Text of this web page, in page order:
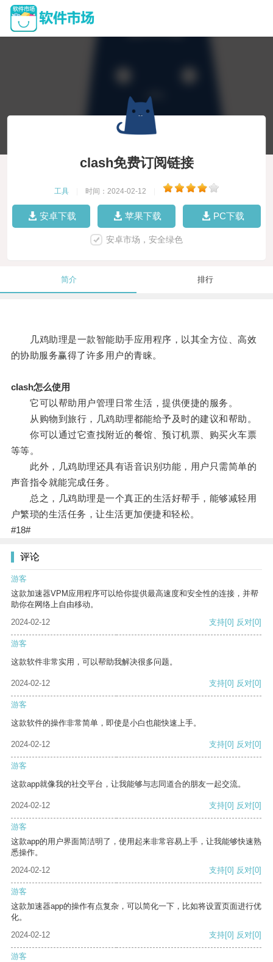
clash免费订阅链接
工具 时间：2024-02-12
安卓下载 苹果下载 PC下载
安卓市场，安全绿色
简介 排行
几鸡助理是一款智能助手应用程序，以其全方位、高效
的协助服务赢得了许多用户的青睐。
clash怎么使用
它可以帮助用户管理日常生活，提供便捷的服务。
从购物到旅行，几鸡助理都能给予及时的建议和帮助。
你可以通过它查找附近的餐馆、预订机票、购买火车票
等等。
此外，几鸡助理还具有语音识别功能，用户只需简单的
声音指令就能完成任务。
总之，几鸡助理是一个真正的生活好帮手，能够减轻用
户繁琐的生活任务，让生活更加便捷和轻松。
#18#
评论
游客
这款加速器VPM应用程序可以给你提供最高速度和安全性的连接，并帮
助你在网络上自由移动。
2024-02-12
支持[0] 反对[0]
游客
这款软件非常实用，可以帮助我解决很多问题。
2024-02-12 支持[0] 反对[0]
游客
这款软件的操作非常简单，即使是小白也能快速上手。
2024-02-12 支持[0] 反对[0]
游客
这款app就像我的社交平台，让我能够与志同道合的朋友一起交流。
2024-02-12 支持[0] 反对[0]
游客
这款app的用户界面简洁明了，使用起来非常容易上手，让我能够快速熟
悉操作。
2024-02-12
支持[0] 反对[0]
游客
这款加速器app的操作有点复杂，可以简化一下，比如将设置页面进行优
化。
2024-02-12
支持[0] 反对[0]
游客